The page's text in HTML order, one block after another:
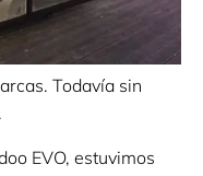
Todavía sin
EVO, estuvimos